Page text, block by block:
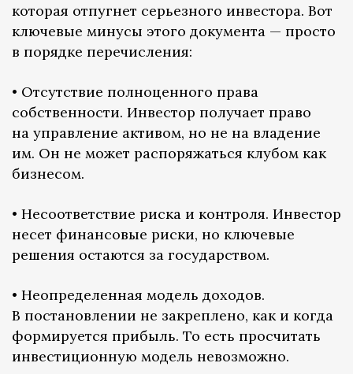
которая отпугнет серьезного инвестора. Вот
ключевые минусы этого документа — просто
в порядке перечисления:
• Отсутствие полноценного права
собственности. Инвестор получает право
на управление активом, но не на владение
им. Он не может распоряжаться клубом как
бизнесом.
• Несоответствие риска и контроля. Инвестор
несет финансовые риски, но ключевые
решения остаются за государством.
• Неопределенная модель доходов.
В постановлении не закреплено, как и когда
формируется прибыль. То есть просчитать
инвестиционную модель невозможно.